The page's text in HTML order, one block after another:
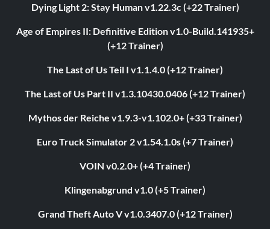
Dying Light 2: Stay Human v1.22.3c (+22 Trainer)
Age of Empires II: Definitive Edition v1.0-Build.141935+
(+12 Trainer)
The Last of Us Teil I v1.1.4.0 (+12 Trainer)
The Last of Us Part II v1.3.10430.0406 (+12 Trainer)
Mythos der Reiche v1.9.3-v1.102.0+ (+33 Trainer)
Euro Truck Simulator 2 v1.54.1.0s (+7 Trainer)
VOIN v0.2.0+ (+4 Trainer)
Klingenabgrund v1.0 (+5 Trainer)
Grand Theft Auto V v1.0.3407.0 (+12 Trainer)